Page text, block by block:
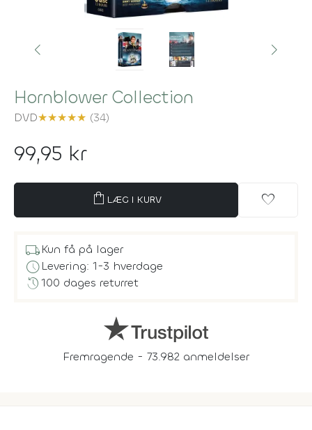
Hornblower Collection
DVD★★★★★ (34)
99,95 kr
shopping_bag LÆG I KURV favorite
local_shippingKun få på lager
scheduleLevering: 1-3 hverdage
history100 dages returret
Fremragende - 73.982 anmeldelser